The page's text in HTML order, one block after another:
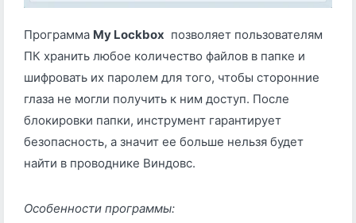
Программа My Lockbox позволяет пользователям
ПК хранить любое количество файлов в папке и
шифровать их паролем для того, чтобы сторонние
глаза не могли получить к ним доступ. После
блокировки папки, инструмент гарантирует
безопасность, а значит ее больше нельзя будет
найти в проводнике Виндовс.
Особенности программы: